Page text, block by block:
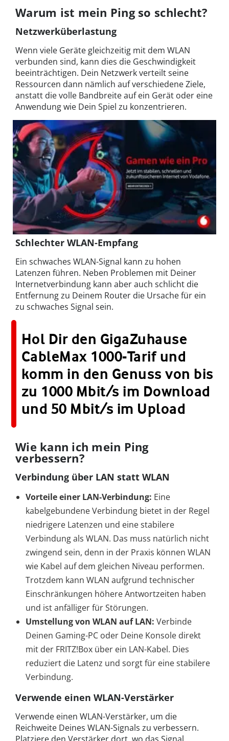
Warum ist mein Ping so schlecht?
Netzwerküberlastung
Wenn viele Geräte gleichzeitig mit dem WLAN
verbunden sind, kann dies die Geschwindigkeit
beeinträchtigen. Dein Netzwerk verteilt seine
Ressourcen dann nämlich auf verschiedene Ziele,
anstatt die volle Bandbreite auf ein Gerät oder eine
Anwendung wie Dein Spiel zu konzentrieren.
Schlechter WLAN-Empfang
Ein schwaches WLAN-Signal kann zu hohen
Latenzen führen. Neben Problemen mit Deiner
Internetverbindung kann aber auch schlicht die
Entfernung zu Deinem Router die Ursache für ein
zu schwaches Signal sein.
Hol Dir den GigaZuhause
CableMax 1000-Tarif und
komm in den Genuss von bis
zu 1000 Mbit/s im Download
und 50 Mbit/s im Upload
Wie kann ich mein Ping
verbessern?
Verbindung über LAN statt WLAN
Vorteile einer LAN-Verbindung: Eine
kabelgebundene Verbindung bietet in der Regel
niedrigere Latenzen und eine stabilere
Verbindung als WLAN. Das muss natürlich nicht
zwingend sein, denn in der Praxis können WLAN
wie Kabel auf dem gleichen Niveau performen.
Trotzdem kann WLAN aufgrund technischer
Einschränkungen höhere Antwortzeiten haben
und ist anfälliger für Störungen.
Umstellung von WLAN auf LAN: Verbinde
Deinen Gaming-PC oder Deine Konsole direkt
mit der FRITZ!Box über ein LAN-Kabel. Dies
reduziert die Latenz und sorgt für eine stabilere
Verbindung.
Verwende einen WLAN-Verstärker
Verwende einen WLAN-Verstärker, um die
Reichweite Deines WLAN-Signals zu verbessern.